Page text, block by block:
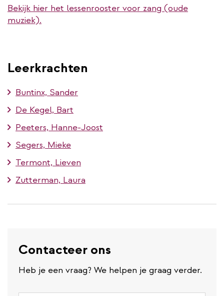
Bekijk hier het lessenrooster voor zang (oude
muziek).
Leerkrachten
Buntinx, Sander
De Kegel, Bart
Peeters, Hanne-Joost
Segers, Mieke
Termont, Lieven
Zutterman, Laura
Contacteer ons
Heb je een vraag? We helpen je graag verder.